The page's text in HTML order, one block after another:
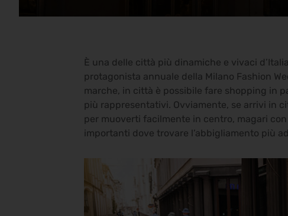
È una delle città più dinamiche e vivaci
protagonista annuale della Milano Fashion
marche, in città è possibile fare shopping in
più rappresentativi. Ovviamente, se arrivi in
per muoverti facilmente in centro, magari
importanti dove trovare l’abbigliamento più